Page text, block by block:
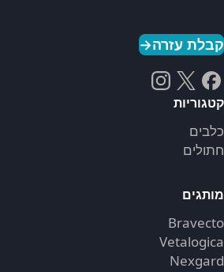
קבלת עזרה→
קטגוריות
כלבים
חתולים
מותגים
Bravecto
Vetalogica
Nexgard